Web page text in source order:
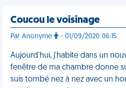
Coucou le voisinage
Par Anonyme - 01/09/2020 06:15
Aujourd'hui, j'habite dans un
fenêtre de ma chambre donne
suis tombé nez à nez avec un